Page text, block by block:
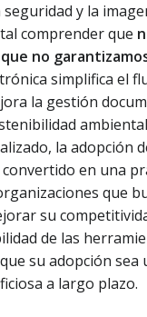
y la
comprender que
no
simplifica el
la gestión
la adopción
en una
que
su
de las
su adopción sea
a largo plazo.